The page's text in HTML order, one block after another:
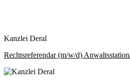
Kanzlei Deral
Rechtsreferendar (m/w/d)